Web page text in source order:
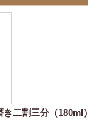
二割三分（180ml）